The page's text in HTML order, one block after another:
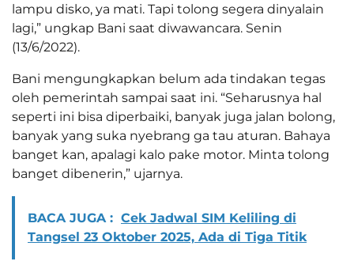
lampu disko, ya mati. Tapi tolong segera dinyalain
lagi,” ungkap Bani saat diwawancara. Senin
(13/6/2022).
Bani mengungkapkan belum ada tindakan tegas
oleh pemerintah sampai saat ini. “Seharusnya hal
seperti ini bisa diperbaiki, banyak juga jalan bolong,
banyak yang suka nyebrang ga tau aturan. Bahaya
banget kan, apalagi kalo pake motor. Minta tolong
banget dibenerin,” ujarnya.
BACA JUGA : Cek Jadwal SIM Keliling di
Tangsel 23 Oktober 2025, Ada di Tiga Titik